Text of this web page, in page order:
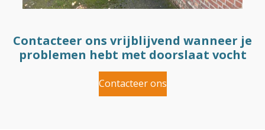
Contacteer ons vrijblijvend wanneer je
problemen hebt met doorslaat vocht
Contacteer ons